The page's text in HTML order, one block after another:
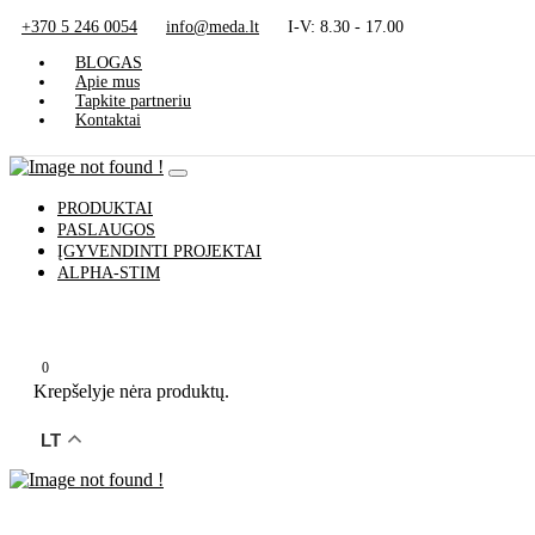
+370 5 246 0054 info@meda.lt
I-V: 8.30 - 17.00
BLOGAS
Apie mus
Tapkite partneriu
Kontaktai
PRODUKTAI
PASLAUGOS
ĮGYVENDINTI PROJEKTAI
ALPHA-STIM
0
Krepšelyje nėra produktų.
LT